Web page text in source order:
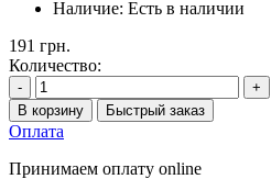
Наличие: Есть в наличии
191 грн.
Количество:
-
+
В корзину
Быстрый заказ
Оплата
Принимаем оплату online